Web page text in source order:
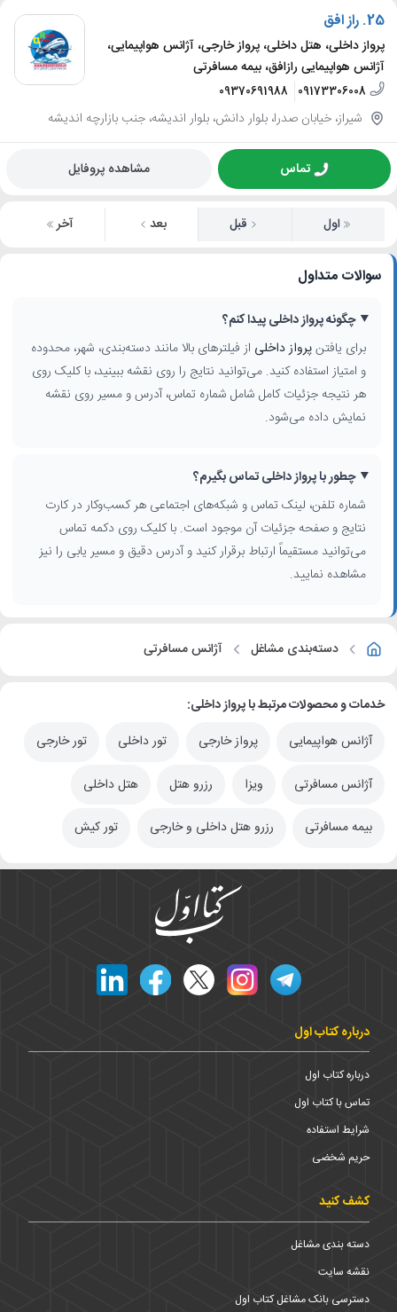
25. راز افق
پرواز داخلی، هتل داخلی، پرواز خارجی، آژانس هواپیمایی،
آژانس هواپیمایی رازافق، بیمه مسافرتی
09173306008
09370691988
شیراز، خیابان صدرا، بلوار دانش، بلوار اندیشه، جنب بازارچه اندیشه
تماس مشاهده پروفایل
اول قبل بعد آخر
سوالات متداول
چگونه پرواز داخلی پیدا کنم؟
برای یافتنپرواز داخلی از فیلترهای بالا مانند دسته‌بندی، شهر، محدوده
و امتیاز استفاده کنید. می‌توانید نتایج را روی نقشه ببینید، با کلیک روی
هر نتیجه جزئیات کامل شامل شماره تماس، آدرس و مسیر روی نقشه
نمایش داده می‌شود.
چطور با پرواز داخلی تماس بگیرم؟
شماره تلفن، لینک تماس و شبکه‌های اجتماعی هر کسب‌وکار در کارت
نتایج و صفحه جزئیات آن موجود است. با کلیک روی دکمه تماس
می‌توانید مستقیماً ارتباط برقرار کنید و آدرس دقیق و مسیر یابی را نیز
مشاهده نمایید.
دسته‌بندی مشاغل آژانس مسافرتی
خدمات و محصولات مرتبط با پرواز داخلی:
آژانس هواپیمایی
پرواز خارجی تور داخلی تور خارجی
آژانس مسافرتی ویزا رزرو هتل هتل داخلی
بیمه مسافرتی رزرو هتل داخلی و خارجی تور کیش
درباره کتاب اول
درباره کتاب اول
تماس با کتاب اول
شرایط استفاده
حریم شخضی
کشف کنید
دسته بندی مشاغل
نقشه سایت
دسترسی بانک مشاغل کتاب اول